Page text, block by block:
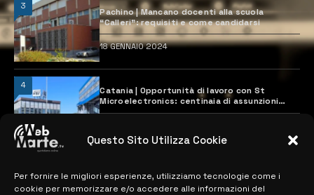
Questo Sito Utilizza Cookie
Per fornire le migliori esperienze, utilizziamo tecnologie come i
cookie per memorizzare e/o accedere alle informazioni del
3
Pachino | Mancano docenti alla scuola
“Calleri”: requisiti e come candidarsi
18 GENNAIO 2024
4
Catania | Opportunità di lavoro con St
Microelectronics: centinaia di assunzioni
previste
MAPPA DEL SITO